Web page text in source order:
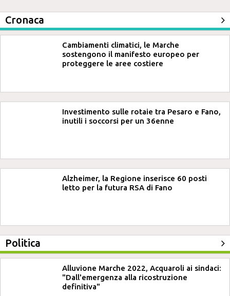
Cronaca
Cambiamenti climatici, le Marche
sostengono il manifesto europeo per
proteggere le aree costiere
Investimento sulle rotaie tra Pesaro e Fano,
inutili i soccorsi per un 36enne
Alzheimer, la Regione inserisce 60 posti
letto per la futura RSA di Fano
Politica
Alluvione Marche 2022, Acquaroli ai sindaci:
"Dall'emergenza alla ricostruzione
definitiva"